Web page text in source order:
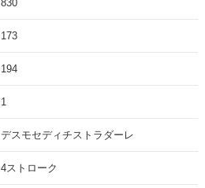
830
173
194
1
デスモセディチストラダーレ
4ストローク